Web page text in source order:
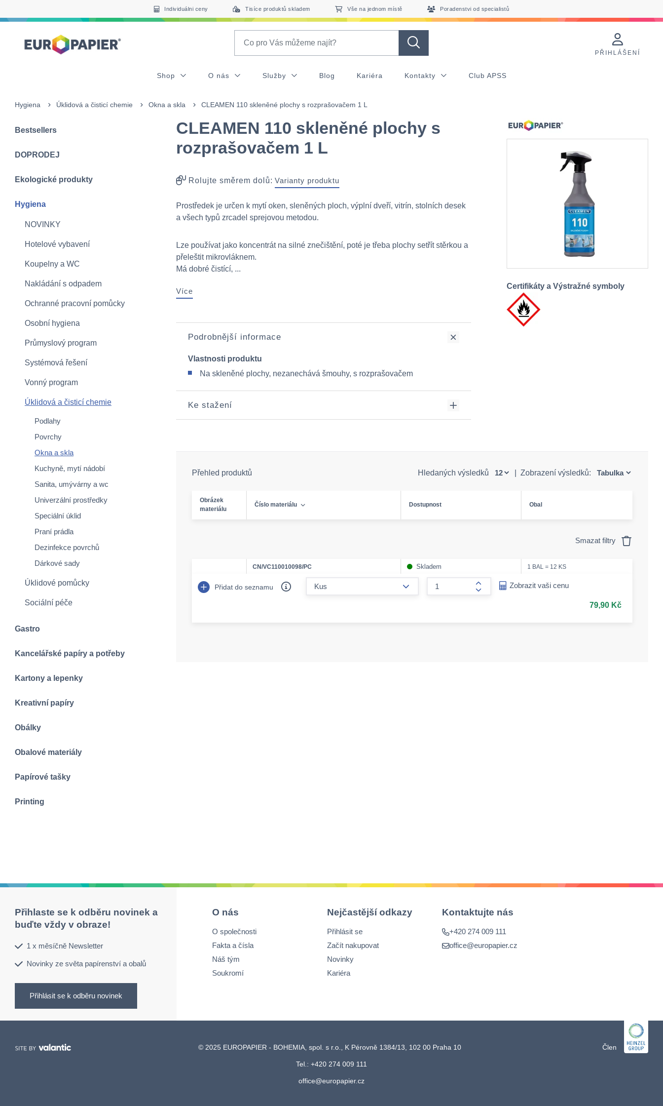
Individuálni ceny Tisíce produktů skladem Vše na jednom místě Poradenstvi od specialistů
PŘIHLÁŠENÍ
Shop O nás Služby Blog Kariéra Kontakty Club APSS
Hygiena Úklidová a čisticí chemie Okna a skla CLEAMEN 110 skleněné plochy s rozprašovačem 1 L
Bestsellers
DOPRODEJ
Ekologické produkty
Hygiena
NOVINKY
Hotelové vybavení
Koupelny a WC
Nakládání s odpadem
Ochranné pracovní pomůcky
Osobní hygiena
Průmyslový program
Systémová řešení
Vonný program
Úklidová a čisticí chemie
Podlahy
Povrchy
Okna a skla
Kuchyně, mytí nádobí
Sanita, umývárny a wc
Univerzální prostředky
Speciální úklid
Praní prádla
Dezinfekce povrchů
Dárkové sady
Úklidové pomůcky
Sociální péče
Gastro
Kancelářské papíry a potřeby
Kartony a lepenky
Kreativní papíry
Obálky
Obalové materiály
Papírové tašky
Printing
CLEAMEN 110 skleněné plochy s
rozprašovačem 1 L
Rolujte směrem dolů: Varianty produktu
​Prostředek je určen k mytí oken, sleněných ploch, výplní dveří, vitrín, stolních desek
a všech typů zrcadel sprejovou metodou.
Lze používat jako koncentrát na silné znečištění, poté je třeba plochy setřít stěrkou a
přeleštit mikrovláknem.
Má dobré čistící, ...
Více
Podrobnější informace
Vlastnosti produktu
Na skleněné plochy, nezanechává šmouhy, s rozprašovačem
Ke stažení
Certifikáty a Výstražné symboly
Přehled produktů Hledaných výsledků Zobrazení výsledků:
Obrázek
materiálu
Číslo materiálu Dostupnost Obal
Smazat filtry
CN/VC110010098/PC Skladem 1 BAL = 12 KS
Přidat do seznamu
form.increase-amount
Zobrazit vaši cenu
79,90 Kč
Přihlaste se k odběru novinek a
buďte vždy v obraze!
1 x měsíčně Newsletter
Novinky ze světa papírenství a obalů
Přihlásit se k odběru novinek
O nás
O společnosti
Fakta a čísla
Náš tým
Soukromí
Nejčastější odkazy
Přihlásit se
Začít nakupovat
Novinky
Kariéra
Kontaktujte nás
+420 274 009 111
office@europapier.cz
© 2025 EUROPAPIER - BOHEMIA, spol. s r.o., K Pérovně 1384/13, 102 00 Praha 10
Tel.: +420 274 009 111
office@europapier.cz
Člen